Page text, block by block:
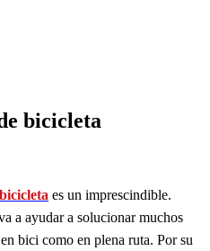
bicicleta
es un imprescindible.
a ayudar a solucionar muchos
bici como en plena ruta. Por su